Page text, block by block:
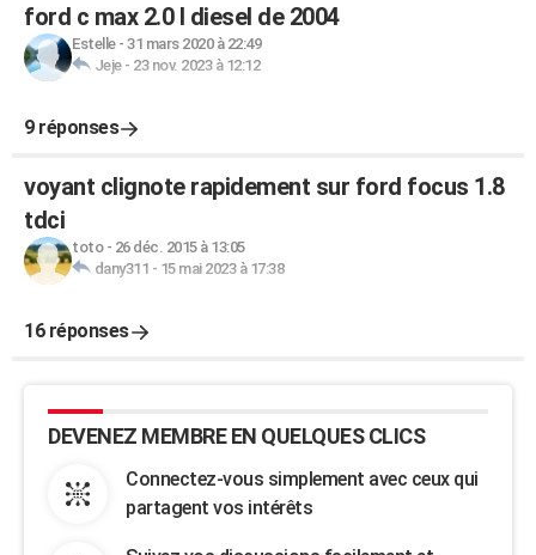
ford c max 2.0 l diesel de 2004
Estelle- 31 mars 2020 à 22:49
Jeje- 23 nov. 2023 à 12:12
9 réponses
voyant clignote rapidement sur ford focus 1.8
tdci
toto- 26 déc. 2015 à 13:05
dany311 - 15 mai 2023 à 17:38
16 réponses
DEVENEZ MEMBRE EN QUELQUES CLICS
Connectez-vous simplement avec ceux qui
partagent vos intérêts